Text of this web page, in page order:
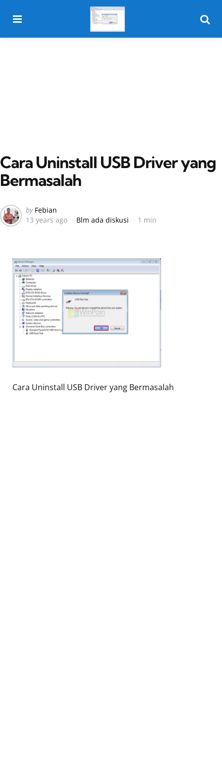
Cara Uninstall USB Driver yang
Bermasalah
Posted
by
by Febian
13 years ago
Blm ada diskusi 1 min
Cara Uninstall USB Driver yang Bermasalah